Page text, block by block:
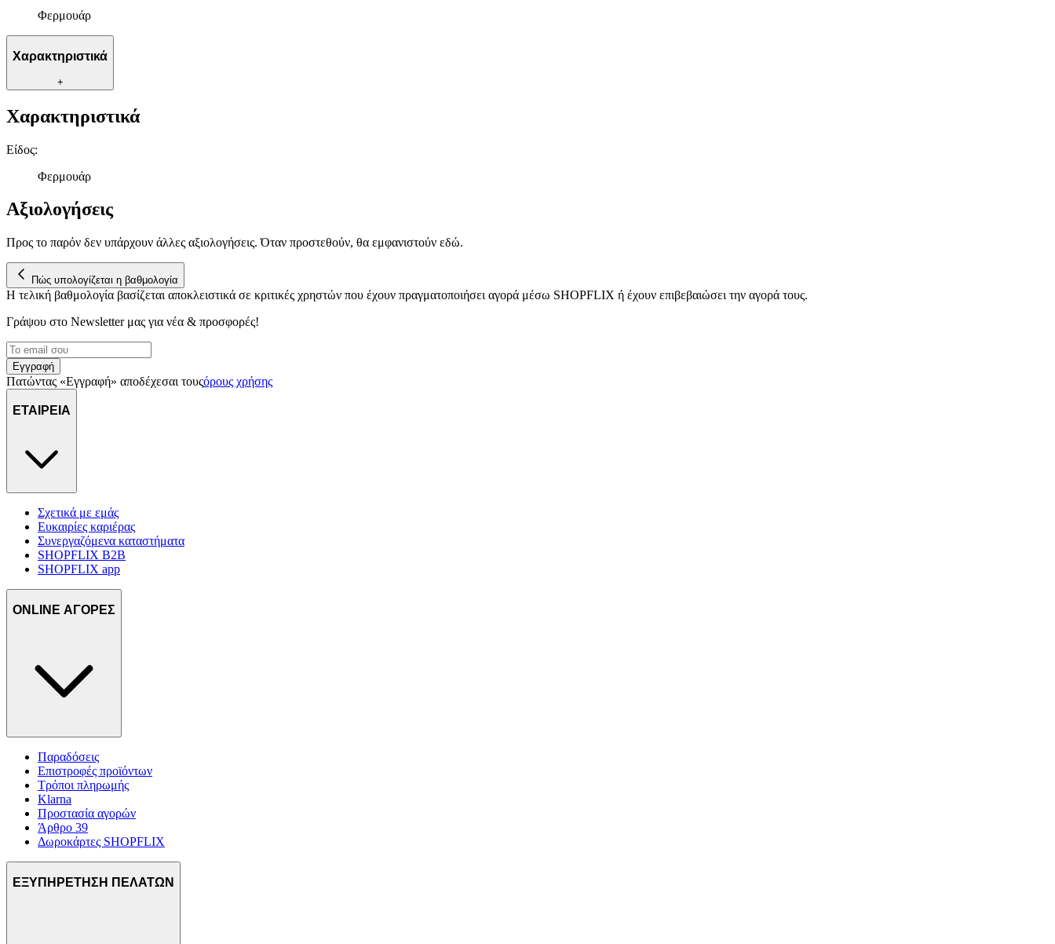
Φερμουάρ
Χαρακτηριστικά
+
Χαρακτηριστικά
Είδος:
Φερμουάρ
Αξιολογήσεις
Προς το παρόν δεν υπάρχουν άλλες αξιολογήσεις. Όταν προστεθούν, θα εμφανιστούν εδώ.
Πώς υπολογίζεται η βαθμολογία
Η τελική βαθμολογία βασίζεται αποκλειστικά σε κριτικές χρηστών που έχουν πραγματοποιήσει αγορά μέσω SHOPFLIX ή έχουν επιβεβαιώσει την αγορά τους.
Γράψου στο Νewsletter μας για νέα & προσφορές!
Εγγραφή
Πατώντας «Εγγραφή» αποδέχεσαι τουςόρους χρήσης
ΕΤΑΙΡΕΙΑ
Σχετικά με εμάς
Ευκαιρίες καριέρας
Συνεργαζόμενα καταστήματα
SHOPFLIX B2B
SHOPFLIX app
ONLINE ΑΓΟΡΕΣ
Παραδόσεις
Επιστροφές προϊόντων
Τρόποι πληρωμής
Klarna
Προστασία αγορών
Άρθρο 39
Δωροκάρτες SHOPFLIX
ΕΞΥΠΗΡΕΤΗΣΗ ΠΕΛΑΤΩΝ